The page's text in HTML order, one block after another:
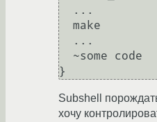
Subshell
хочу